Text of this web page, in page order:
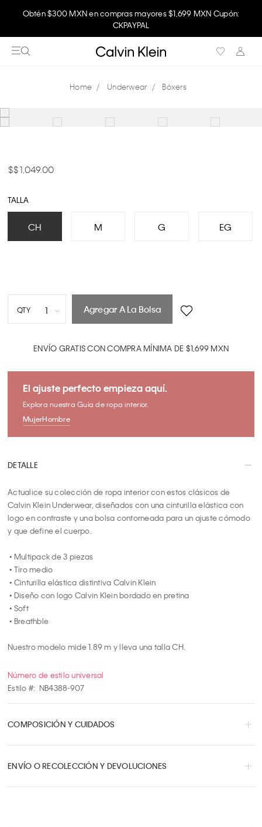
Obtén $300 MXN en compras mayores $1,699 MXN Cupón:
CKPAYPAL
Underwear Bóxers
$ 1,049.00
TALLA
CH M G EG
QTY 1
8
10
Agregar A La Bolsa
ENVÍO GRATIS CON COMPRA MÍNIMA DE $1,699 MXN
El ajuste perfecto empieza aquí.
Explora nuestra Guía de ropa interior.
MujerHombre
DETALLE
Actualice su colección de ropa interior con estos clásicos de
Calvin Klein Underwear, diseñados con una cinturilla elástica con
logo en contraste y una bolsa contorneada para un ajuste cómodo
y que define el cuerpo.
• Multipack de 3 piezas
• Tiro medio
• Cinturilla elástica distintiva Calvin Klein
• Diseño con logo Calvin Klein bordado en pretina
• Soft
• Breathble
Nuestro modelo mide 1.89 m y lleva una talla CH.
Número de estilo universal
Estilo #: NB4388-907
COMPOSICIÓN Y CUIDADOS
ENVÍO O RECOLECCIÓN Y DEVOLUCIONES